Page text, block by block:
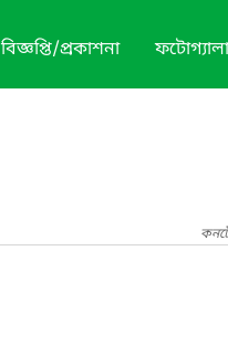
বিজ্ঞপ্তি/প্রকাশনা